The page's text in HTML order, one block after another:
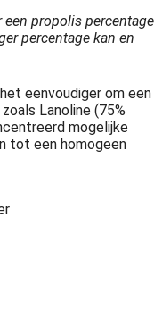
propolis percentage
percentage kan en
eenvoudiger om een
Lanoline (75%
mogelijke
tot een homogeen